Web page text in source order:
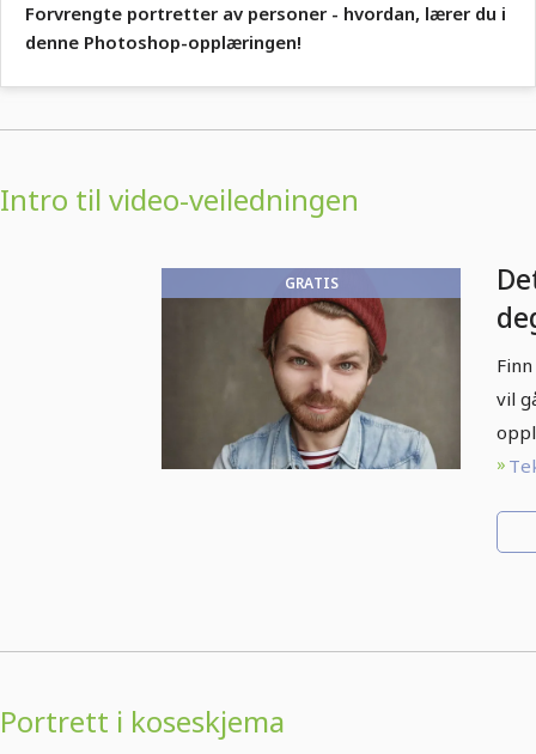
Forvrengte portretter av personer - hvordan, lærer du i
denne Photoshop-opplæringen!
Intro til video-veiledningen
GRATIS
vil
Portrett i koseskjema